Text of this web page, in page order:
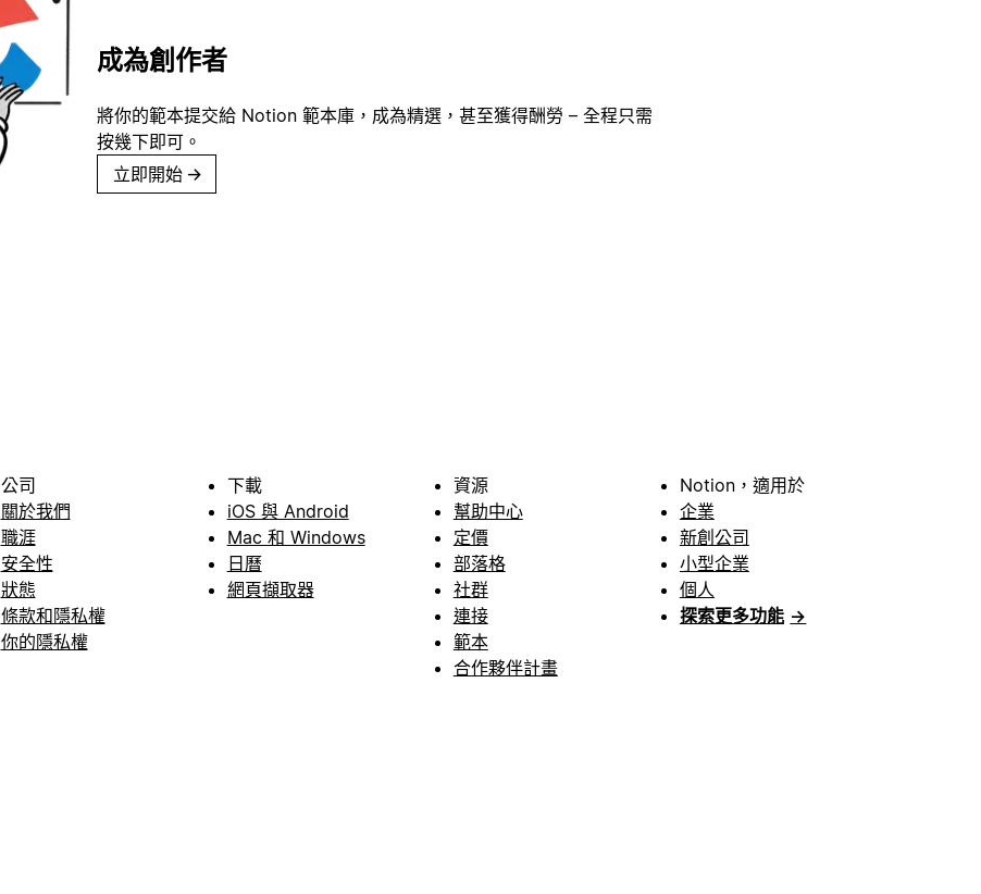
成為創作者
將你的範本提交給 Notion 範本庫，成為精選，甚至獲得酬勞 – 全程只需
按幾下即可。
立即開始 →
公司
關於我們
職涯
安全性
狀態
條款和隱私權
你的隱私權
下載
iOS 與 Android
Mac 和 Windows
日曆
網頁擷取器
資源
幫助中心
定價
部落格
社群
連接
範本
合作夥伴計畫
Notion，適用於
企業
新創公司
小型企業
個人
探索更多功能 →